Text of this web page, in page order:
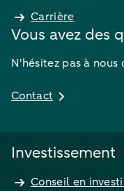
Carrière
Vous avez des
N'hésitez pas à
Contact
Investissement
Conseil en